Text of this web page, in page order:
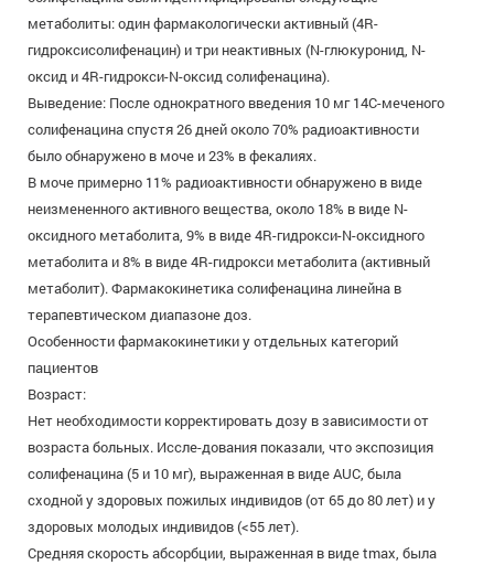
метаболиты: один фармакологически активный (4R-
гидроксисолифенацин) и три неактивных (N-глюкуронид, N-
оксид и 4R-гидрокси-N-оксид солифенацина).
Выведение: После однократного введения 10 мг 14С-меченого
солифенацина спустя 26 дней около 70% радиоактивности
было обнаружено в моче и 23% в фекалиях.
В моче примерно 11% радиоактивности обнаружено в виде
неизмененного активного вещества, около 18% в виде N-
оксидного метаболита, 9% в виде 4R-гидрокси-N-оксидного
метаболита и 8% в виде 4R-гидрокси метаболита (активный
метаболит). Фармакокинетика солифенацина линейна в
терапевтическом диапазоне доз.
Особенности фармакокинетики у отдельных категорий
пациентов
Возраст:
Нет необходимости корректировать дозу в зависимости от
возраста больных. Иссле-дования показали, что экспозиция
солифенацина (5 и 10 мг), выраженная в виде AUC, была
сходной у здоровых пожилых индивидов (от 65 до 80 лет) и у
здоровых молодых индивидов (<55 лет).
Средняя скорость абсорбции, выраженная в виде tmax, была